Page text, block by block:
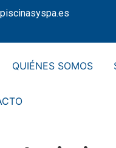
QUIÉNES SOMOS